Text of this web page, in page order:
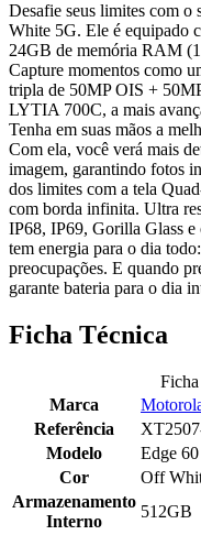
Desafie seus limites com
White 5G. Ele é equipado
24GB de memória RAM
Capture momentos como
tripla de 50MP OIS +
LYTIA 700C, a mais
Tenha em suas mãos a
Com ela, você verá mais
imagem, garantindo fotos
dos limites com a tela
com borda infinita. Ultra
IP68, IP69, Gorilla Glass
tem energia para o dia
preocupações. E quando
garante bateria para o dia
Ficha Técnica
Marca
Referência
Modelo
Edge
Cor
Off
Armazenamento
Interno
512GB